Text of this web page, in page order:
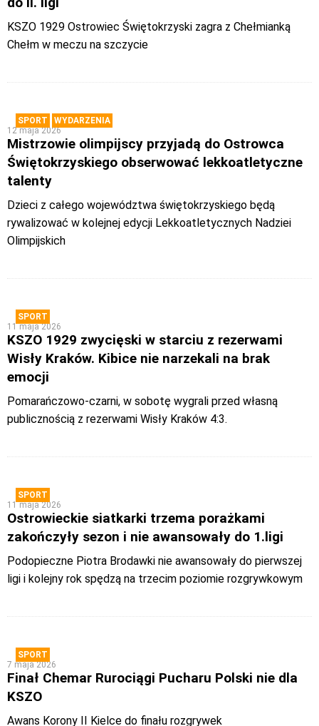
KSZO 1929 Ostrowiec Świętokrzyski zagra z Chełmianką
Chełm w meczu na szczycie
SPORT
WYDARZENIA
12 maja 2026
Mistrzowie olimpijscy przyjadą do Ostrowca
Świętokrzyskiego obserwować lekkoatletyczne
talenty
Dzieci z całego województwa świętokrzyskiego będą
rywalizować w kolejnej edycji Lekkoatletycznych Nadziei
Olimpijskich
SPORT
11 maja 2026
KSZO 1929 zwycięski w starciu z rezerwami
Wisły Kraków. Kibice nie narzekali na brak
emocji
Pomarańczowo-czarni, w sobotę wygrali przed własną
publicznością z rezerwami Wisły Kraków 4:3.
SPORT
11 maja 2026
Ostrowieckie siatkarki trzema porażkami
zakończyły sezon i nie awansowały do 1.ligi
Podopieczne Piotra Brodawki nie awansowały do pierwszej
ligi i kolejny rok spędzą na trzecim poziomie rozgrywkowym
SPORT
7 maja 2026
Finał Chemar Rurociągi Pucharu Polski nie dla
KSZO
Awans Korony II Kielce do finału rozgrywek